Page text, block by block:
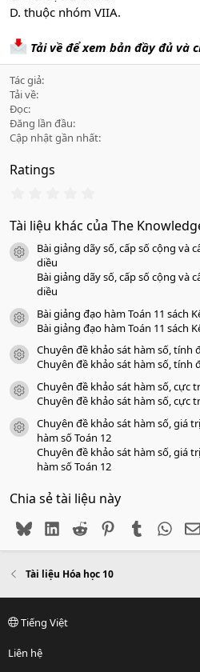
D. thuộc nhóm VIIA.
Tải về để xem bản đầy đủ và
Tác giả
Tải về
Đọc
Đăng lần đầu
Cập nhật gần nhất
Ratings
0
0
a
Tài liệu khác của The
icon tài liệu
Bài giảng dãy số, cấp số cộng và
diều
Bài giảng dãy số, cấp số cộng và
diều
icon tài liệu
Bài giảng đạo hàm Toán 11 sách
Bài giảng đạo hàm Toán 11 sách
icon tài liệu
Chuyên đề khảo sát hàm số, tính
Chuyên đề khảo sát hàm số, tính
icon tài liệu
Chuyên đề khảo sát hàm số, cực
Chuyên đề khảo sát hàm số, cực
icon tài liệu
Chuyên đề khảo sát hàm số, giá
hàm số Toán 12
Chuyên đề khảo sát hàm số, giá
hàm số Toán 12
Chia sẻ tài liệu này
BlueskyLinkedIn
Reddit PinterestTumblr
Tài liệu Hóa học 10
Tiếng Việt
Liên hệ